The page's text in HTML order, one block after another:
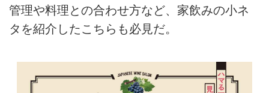
管理や料理との合わせ方など、家飲みの小ネ
タを紹介したこちらも必見だ。